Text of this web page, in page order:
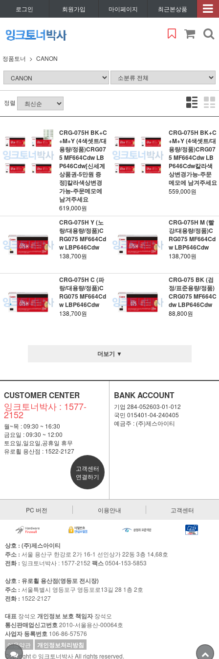
로그인 회원가입 마이페이지 최근본상품
정품토너 CANON
정렬
CRG-075H BK+C
+M+Y (4색셋트/대
용량/정품)CRG07
5 MF664Cdw LB
P646Cdw[신세계
상품권-5만원 증
정]칼라색상변경
가능-주문메모에
남겨주세요
619,000원
CRG-075H BK+C
+M+Y (4색셋트/대
용량/정품)CRG07
5 MF664Cdw LB
P646Cdw칼라색
상변경가능-주문
메모에 남겨주세요
559,000원
CRG-075H Y (노
랑/대용량/정품)C
RG075 MF664Cd
w LBP646Cdw
138,700원
CRG-075H M (빨
강/대용량/정품)C
RG075 MF664Cd
w LBP646Cdw
138,700원
CRG-075H C (파
랑/대용량/정품)C
RG075 MF664Cd
w LBP646Cdw
138,700원
CRG-075 BK (검
정/표준용량/정품)
CRG075 MF664C
dw LBP646Cdw
88,800원
더보기 ▼
CUSTOMER CENTER
잉크토너박사 : 1577-
2152
월~목 : 09:30 ~ 16:30
금요일 : 09:30 ~ 12:00
토요일,일요일,공휴일 휴무
유로휠 용산점 : 1522-2127
고객센터
연결하기
BANK ACCOUNT
기업 284-052603-01-012
국민 015401-04-240405
예금주 : (주)제스아이티
PC 버전 이용안내 고객센터
상호 : (주)제스아이티
주소 : 서울 용산구 한강로 2가 16-1 선인상가 22동 3층 14,68호
전화 : 잉크토너박사 : 1577-2152 팩스0504-153-5853
상호 : 유로휠 용산점(영등포 전시장)
주소 : 서울특별시 영등포구 영등포로13길 28 1층 2호
전화 : 1522-2127
대표 장석오 개인정보 보호 책임자장석오
통신판매업신고번호2010-서울용산-00064호
사업자 등록번호 106-86-57576
이용약관
개인정보처리방침
Copyright © 잉크토너박사 All rights reserved.